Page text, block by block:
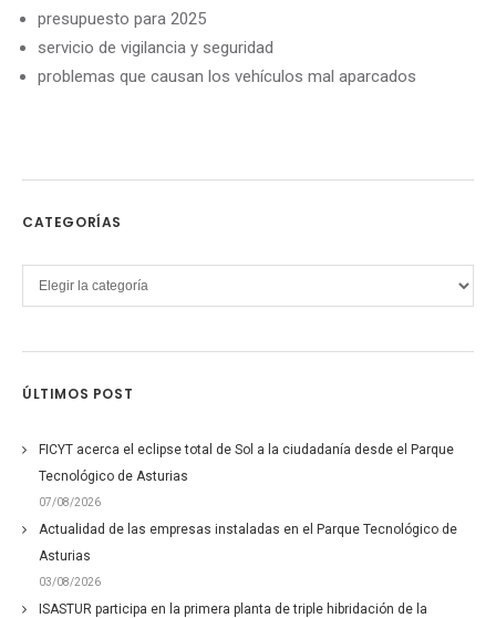
presupuesto para 2025
servicio de vigilancia y seguridad
problemas que causan los vehículos mal aparcados
CATEGORÍAS
Categorías
ÚLTIMOS POST
FICYT acerca el eclipse total de Sol a la ciudadanía desde el Parque
Tecnológico de Asturias
07/08/2026
Actualidad de las empresas instaladas en el Parque Tecnológico de
Asturias
03/08/2026
ISASTUR participa en la primera planta de triple hibridación de la